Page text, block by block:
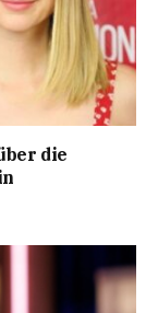
die